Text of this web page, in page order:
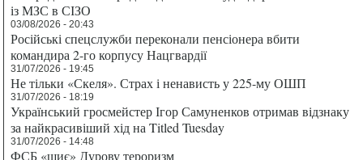
із МЗС в СІЗО
03/08/2026 - 20:43
Російські спецслужби переконали пенсіонера вбити
командира 2-го корпусу Нацгвардії
31/07/2026 - 19:45
Не тільки «Скеля». Страх і ненависть у 225-му ОШП
31/07/2026 - 18:19
Український гросмейстер Ігор Самуненков отримав відзнаку
за найкрасивіший хід на Titled Tuesday
31/07/2026 - 14:48
ФСБ «шиє» Дурову тероризм